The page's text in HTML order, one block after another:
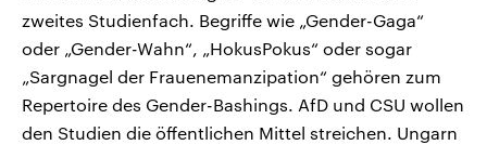
zweites Studienfach. Begriffe wie „Gender-Gaga“
oder „Gender-Wahn“, „HokusPokus“ oder sogar
„Sargnagel der Frauenemanzipation“ gehören zum
Repertoire des Gender-Bashings. AfD und CSU wollen
den Studien die öffentlichen Mittel streichen. Ungarn